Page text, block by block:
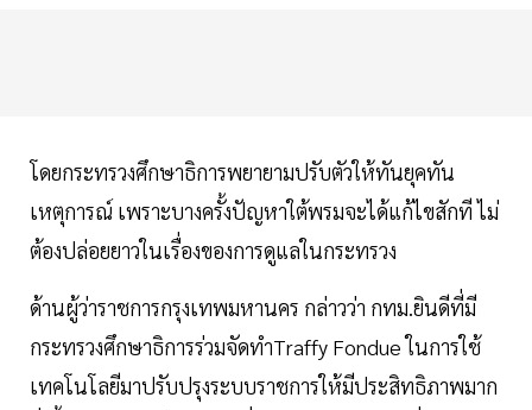
โดยกระทรวงศึกษาธิการพยายามปรับตัวให้ทันยุคทัน
เหตุการณ์ เพราะบางครั้งปัญหาใต้พรมจะได้แก้ไขสักที ไม่
ต้องปล่อยยาวในเรื่องของการดูแลในกระทรวง
ด้านผู้ว่าราชการกรุงเทพมหานคร กล่าวว่า กทม.ยินดีที่มี
กระทรวงศึกษาธิการร่วมจัดทำTraffy Fondue ในการใช้
เทคโนโลยีมาปรับปรุงระบบราชการให้มีประสิทธิภาพมาก